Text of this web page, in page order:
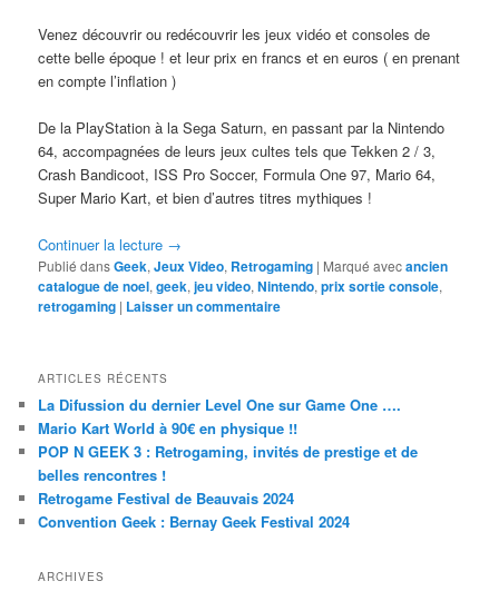
Venez découvrir ou redécouvrir les jeux vidéo et consoles de
cette belle époque ! et leur prix en francs et en euros ( en prenant
en compte l’inflation )
De la PlayStation à la Sega Saturn, en passant par la Nintendo
64, accompagnées de leurs jeux cultes tels que Tekken 2 / 3,
Crash Bandicoot, ISS Pro Soccer, Formula One 97, Mario 64,
Super Mario Kart, et bien d’autres titres mythiques !
Continuer la lecture →
Publié dansGeek,Jeux Video, Retrogaming | Marqué avecancien
catalogue de noel,geek,jeu video,Nintendo,prix sortie console,
retrogaming | Laisser un commentaire
ARTICLES RÉCENTS
La Difussion du dernier Level One sur Game One ….
Mario Kart World à 90€ en physique !!
POP N GEEK 3 : Retrogaming, invités de prestige et de
belles rencontres !
Retrogame Festival de Beauvais 2024
Convention Geek : Bernay Geek Festival 2024
ARCHIVES